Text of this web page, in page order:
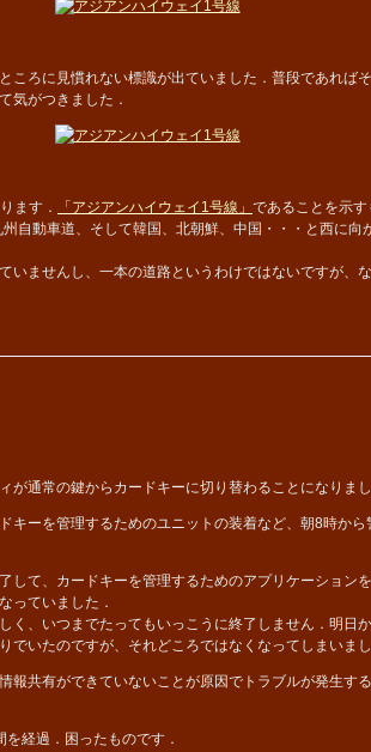
ころに見慣れない標識が出ていました．普段であれば
気がつきました．
ます． 「アジアンハイウェイ1号線」 であることを示
自動車道、そして韓国、北朝鮮、中国・・・と西に向
ませんし、一本の道路というわけではないですが、
通常の鍵からカードキーに切り替わることになりまし
キーを管理するためのユニットの装着など、朝8時か
して、カードキーを管理するためのアプリケーション
っていました．
く、いつまでたってもいっこうに終了しません．明日
でいたのですが、それどころではなくなってしまいまし
報共有ができていないことが原因でトラブルが発生す
経過．困ったものです．